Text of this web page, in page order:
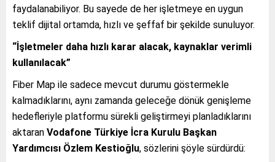
faydalanabiliyor. Bu sayede de her işletmeye en uygun
teklif dijital ortamda, hızlı ve şeffaf bir şekilde sunuluyor.
“İşletmeler daha hızlı karar alacak, kaynaklar verimli
kullanılacak”
Fiber Map ile sadece mevcut durumu göstermekle
kalmadıklarını, aynı zamanda geleceğe dönük genişleme
hedefleriyle platformu sürekli geliştirmeyi planladıklarını
aktaran Vodafone Türkiye İcra Kurulu Başkan
Yardımcısı Özlem Kestioğlu, sözlerini şöyle sürdürdü: